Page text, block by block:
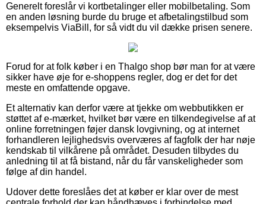
Generelt foreslår vi kortbetalinger eller mobilbetaling. Som
en anden løsning burde du bruge et afbetalingstilbud som
eksempelvis ViaBill, for så vidt du vil dække prisen senere.
Forud for at folk køber i en Thalgo shop bør man for at være
sikker have øje for e-shoppens regler, dog er det for det
meste en omfattende opgave.
Et alternativ kan derfor være at tjekke om webbutikken er
støttet af e-mærket, hvilket bør være en tilkendegivelse af at
online forretningen føjer dansk lovgivning, og at internet
forhandleren lejlighedsvis overværes af fagfolk der har nøje
kendskab til vilkårene på området. Desuden tilbydes du
anledning til at få bistand, når du får vanskeligheder som
følge af din handel.
Udover dette foreslåes det at køber er klar over de mest